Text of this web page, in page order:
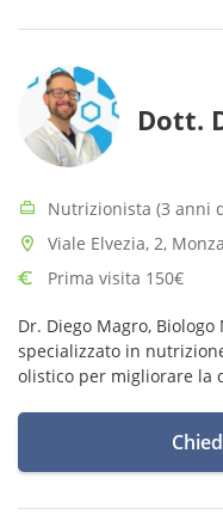
Dott.
Nutrizionista (3 anni
Viale Elvezia, 2, Monza
Prima visita 150€
Dr. Diego Magro,
specializzato in
olistico per migliorare la